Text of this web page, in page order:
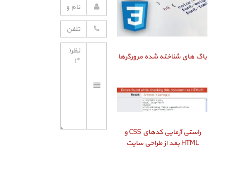
باگ‌ های شناخته شده مرورگرها
راستی‌ آزمایی کدهای CSS و
HTML بعد از طراحی سایت